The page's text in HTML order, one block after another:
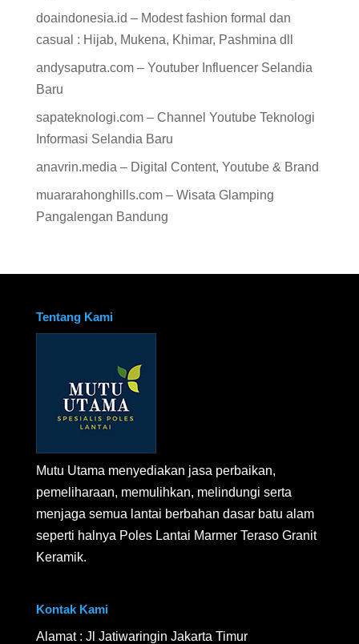
doaindonesia.id – Modest fashion formal dan
casual : Hijab, Mukena, Khimar, Pashmina dll
andysaputra.com – Youtuber Influencer Selandia
Baru
sapateknologi.com – Channel Youtube Teknologi
Informasi Selandia Baru
anavrin.media – Digital Content, Youtube & Brand
muararahonghills.com – Wisata Glamping
Pangalengan Bandung
Tentang Kami
Mutu Utama menyediakan jasa perbaikan,
pemeliharaan, memulihkan, melindungi serta
menjaga semua lantai berbahan dasar batu alam
seperti halnya Poles Lantai Marmer Teraso Granit
Keramik.
Kontak Kami
Alamat : Jl Jatiwaringin Jakarta Timur